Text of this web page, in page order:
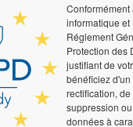
informatique et
Réglement
Protection des
justifiant de
bénéficiez d'un
rectification,
suppression
données à